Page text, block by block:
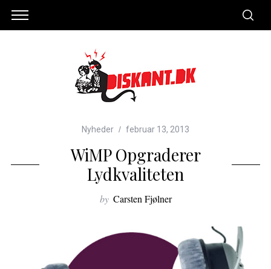
Nyheder februar 13, 2013
WiMP Opgraderer
Lydkvaliteten
by Carsten Fjølner